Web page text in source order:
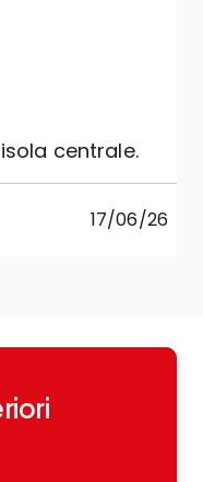
centrale.
17/06/26